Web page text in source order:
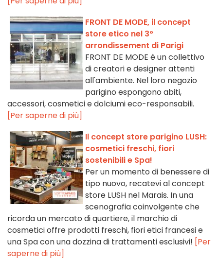
FRONT DE MODE, il concept
store etico nel 3°
arrondissement di Parigi
FRONT DE MODE è un collettivo
di creatori e designer attenti
all'ambiente. Nel loro negozio
parigino espongono abiti,
accessori, cosmetici e dolciumi eco-responsabili.
[Per saperne di più]
Il concept store parigino LUSH:
cosmetici freschi, fiori
sostenibili e Spa!
Per un momento di benessere di
tipo nuovo, recatevi al concept
store LUSH nel Marais. In una
scenografia coinvolgente che
ricorda un mercato di quartiere, il marchio di
cosmetici offre prodotti freschi, fiori etici francesi e
una Spa con una dozzina di trattamenti esclusivi! [Per
saperne di più]